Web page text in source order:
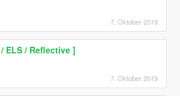
7. Oktober 2019
ELS / Reflective ]
7. Oktober 2019